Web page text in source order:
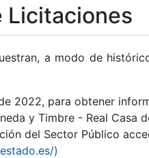
Licitaciones
a modo de
2022, para obtener
y Timbre - Real Casa
del Sector Público
)